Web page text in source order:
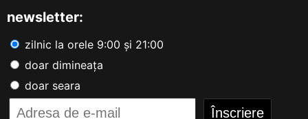
newsletter:
zilnic la orele 9:00 și 21:00
doar dimineața
doar seara